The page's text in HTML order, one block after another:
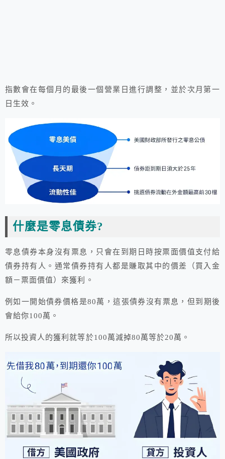
指數會在每個月的最後一個營業日進行調整，並於次月第一
日生效。
什麼是零息債券?
零息債券本身沒有票息，只會在到期日時按票面價值支付給
債券持有人。通常債券持有人都是賺取其中的價差（買入金
額－票面價值）來獲利。
例如一開始債券價格是80萬，這張債券沒有票息，但到期後
會給你100萬。
所以投資人的獲利就等於100萬減掉80萬等於20萬。